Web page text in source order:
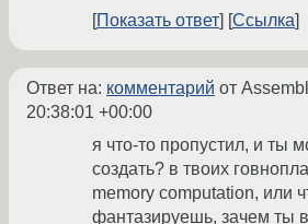
Показать ответ
Ссылка
Ответ на: комментарий от
20:38:01 +00:00
я что-то пропустил, и ты
создать? в твоих
memory computation, или
фантазируешь, зачем ты